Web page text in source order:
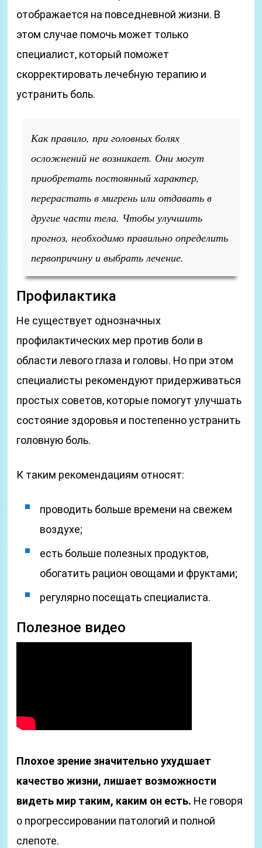
отображается на повседневной жизни. В
этом случае помочь может только
специалист, который поможет
скорректировать лечебную терапию и
устранить боль.
Как правило, при головных болях
осложнений не возникает. Они могут
приобретать постоянный характер,
перерастать в мигрень или отдавать в
другие части тела. Чтобы улучшить
прогноз, необходимо правильно определить
первопричину и выбрать лечение.
Профилактика
Не существует однозначных
профилактических мер против боли в
области левого глаза и головы. Но при этом
специалисты рекомендуют придерживаться
простых советов, которые помогут улучшать
состояние здоровья и постепенно устранить
головную боль.
К таким рекомендациям относят:
проводить больше времени на свежем
воздухе;
есть больше полезных продуктов,
обогатить рацион овощами и фруктами;
регулярно посещать специалиста.
Полезное видео
Плохое зрение значительно ухудшает
качество жизни, лишает возможности
видеть мир таким, каким он есть. Не говоря
о прогрессировании патологий и полной
слепоте.